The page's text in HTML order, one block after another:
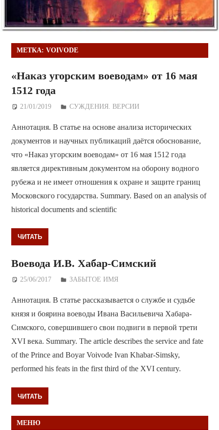
МЕТКА: VOIVODE
«Наказ угорским воеводам» от 16 мая
1512 года
21/01/2019 Дежурный по Редакции
СУЖДЕНИЯ. ВЕРСИИ
Аннотация. В статье на основе анализа исторических
документов и научных публикаций даётся обоснование,
что «Наказ угорским воеводам» от 16 мая 1512 года
является директивным документом на оборону водного
рубежа и не имеет отношения к охране и защите границ
Московского государства. Summary. Based on an analysis of
historical documents and scientific
ЧИТАТЬ
Воевода И.В. Хабар-Симский
25/06/2017 Дежурный по Редакции
ЗАБЫТОЕ ИМЯ
Аннотация. В статье рассказывается о службе и судьбе
князя и боярина воеводы Ивана Васильевича Хабара-
Симского, совершившего свои подвиги в первой трети
XVI века. Summary. The article describes the service and fate
of the Prince and Boyar Voivode Ivan Khabar-Simsky,
performed his feats in the first third of the XVI century.
ЧИТАТЬ
МЕНЮ